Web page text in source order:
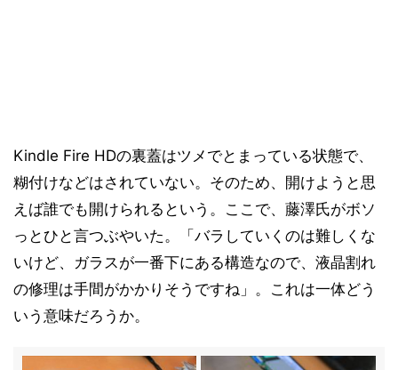
Kindle Fire HDの裏蓋はツメでとまっている状態で、
糊付けなどはされていない。そのため、開けようと思
えば誰でも開けられるという。ここで、藤澤氏がボソ
っとひと言つぶやいた。「バラしていくのは難しくな
いけど、ガラスが一番下にある構造なので、液晶割れ
の修理は手間がかかりそうですね」。これは一体どう
いう意味だろうか。